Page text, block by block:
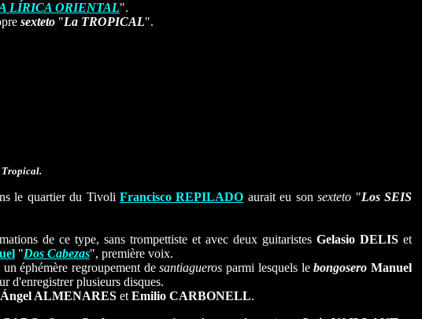
LÍRICA ORIENTAL".
sexteto "La TROPICAL".
Tropical.
le quartier du Tivoli Francisco REPILADO aurait eu sonsexteto "Los SEIS
de ce type, sans trompettiste et avec deux guitaristes Gelasio DELIS et
"Dos Cabezas", première voix.
éphémère regroupement desantiagueros parmi lesquels lebongosero Manuel
d'enregistrer plusieurs disques.
Ángel ALMENARES et Emilio CARBONELL.